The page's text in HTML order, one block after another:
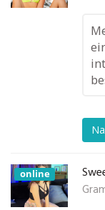
online